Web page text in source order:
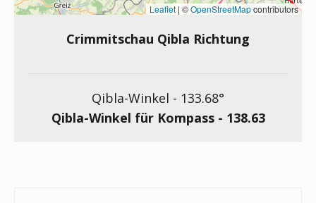
Leaflet | ©OpenStreetMapcontributors
Crimmitschau Qibla Richtung
Qibla-Winkel - 133.68°
Qibla-Winkel für Kompass - 138.63